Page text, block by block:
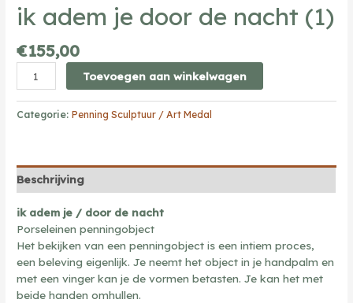
ik adem je door de nacht (1)
€155,00
adem
je
door
(1)
aantal
Toevoegen aan winkelwagen
Categorie:Penning Sculptuur / Art Medal
Beschrijving
ik adem je / door de nacht
Porseleinen penningobject
Het bekijken van een penningobject is een intiem proces,
een beleving eigenlijk. Je neemt het object in je handpalm en
met een vinger kan je de vormen betasten. Je kan het met
beide handen omhullen.